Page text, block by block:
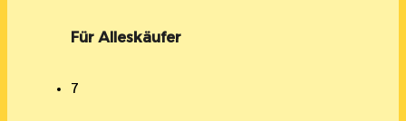
Für Alleskäufer
7